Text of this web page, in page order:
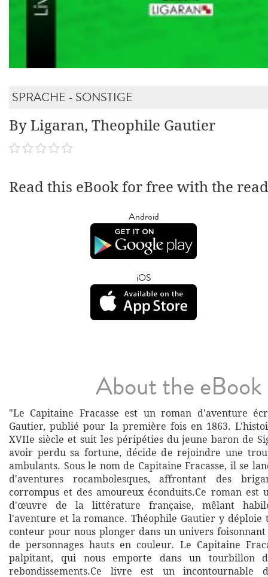
SPRACHE - SONSTIGE
By Ligaran, Theophile Gautier
Read this eBook for free with the
Android
iOS
About the eBook
"Le Capitaine Fracasse est un roman d'aventure
Gautier, publié pour la première fois en 1863.
XVIIe siècle et suit les péripéties du jeune baron de
avoir perdu sa fortune, décide de rejoindre une
ambulants. Sous le nom de Capitaine Fracasse, il se
d'aventures rocambolesques, affrontant des
corrompus et des amoureux éconduits.Ce roman est
d'œuvre de la littérature française, mêlant
l'aventure et la romance. Théophile Gautier y déploie
conteur pour nous plonger dans un univers
de personnages hauts en couleur. Le Capitaine
palpitant, qui nous emporte dans un tourbillon
rebondissements.Ce livre est un